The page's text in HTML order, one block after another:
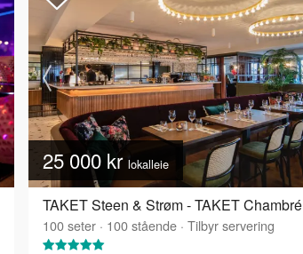
25 000 kr lokalleie
TAKET Steen & Strøm - TAKET Chambré
100seter · 100stående · Tilbyr servering